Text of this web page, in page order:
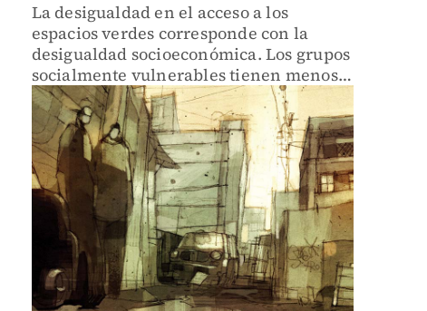
La desigualdad en el acceso a los
espacios verdes corresponde con la
desigualdad socioeconómica. Los grupos
socialmente vulnerables tienen menos
acceso.